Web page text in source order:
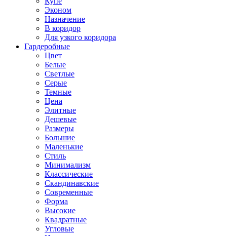
Эконом
Назначение
В коридор
Для узкого коридора
Гардеробные
Цвет
Белые
Светлые
Серые
Темные
Цена
Элитные
Дешевые
Размеры
Большие
Маленькие
Стиль
Минимализм
Классические
Скандинавские
Современные
Форма
Высокие
Квадратные
Угловые